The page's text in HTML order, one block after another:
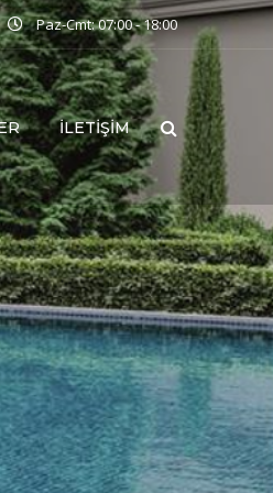
Paz-Cmt: 07:00 - 18:00
İLETIŞIM